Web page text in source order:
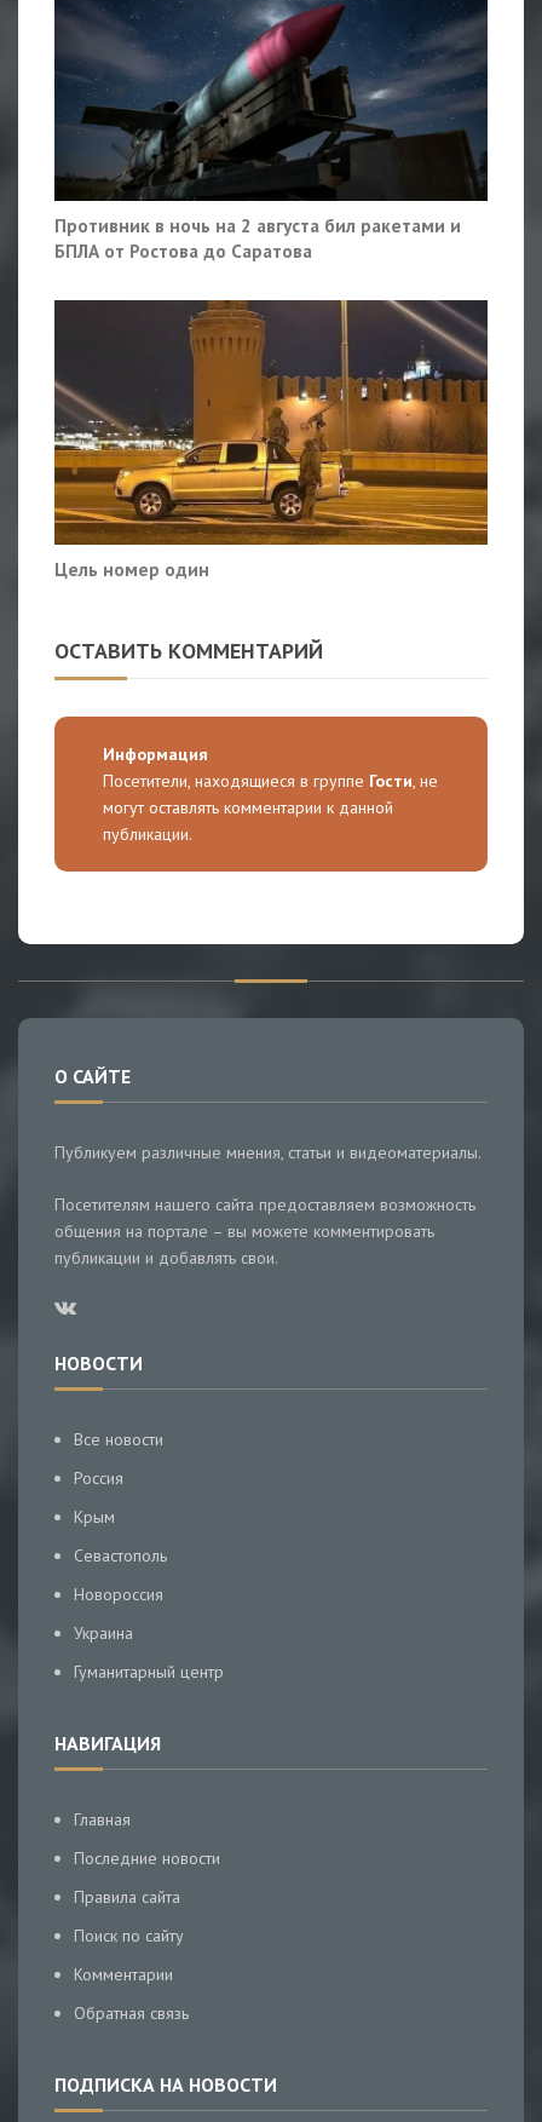
Противник в ночь на 2 августа бил ракетами и
БПЛА от Ростова до Саратова
Цель номер один
ОСТАВИТЬ КОММЕНТАРИЙ
Информация
Посетители, находящиеся в группе Гости, не
могут оставлять комментарии к данной
публикации.
О САЙТЕ
Публикуем различные мнения, статьи и видеоматериалы.
Посетителям нашего сайта предоставляем возможность
общения на портале – вы можете комментировать
публикации и добавлять свои.
НОВОСТИ
Все новости
Россия
Крым
Севастополь
Новороссия
Украина
Гуманитарный центр
НАВИГАЦИЯ
Главная
Последние новости
Правила сайта
Поиск по сайту
Комментарии
Обратная связь
ПОДПИСКА НА НОВОСТИ